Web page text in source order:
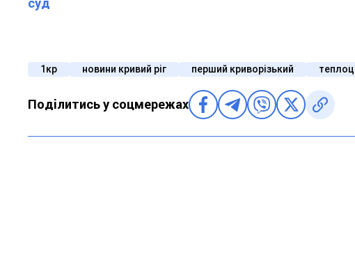
суд
1кр новини кривий ріг перший криворізький
Поділитись у соцмережах